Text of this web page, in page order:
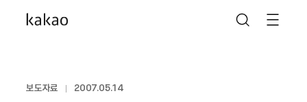
보도자료 2007.05.14